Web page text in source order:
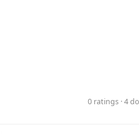
0 ratings · 4